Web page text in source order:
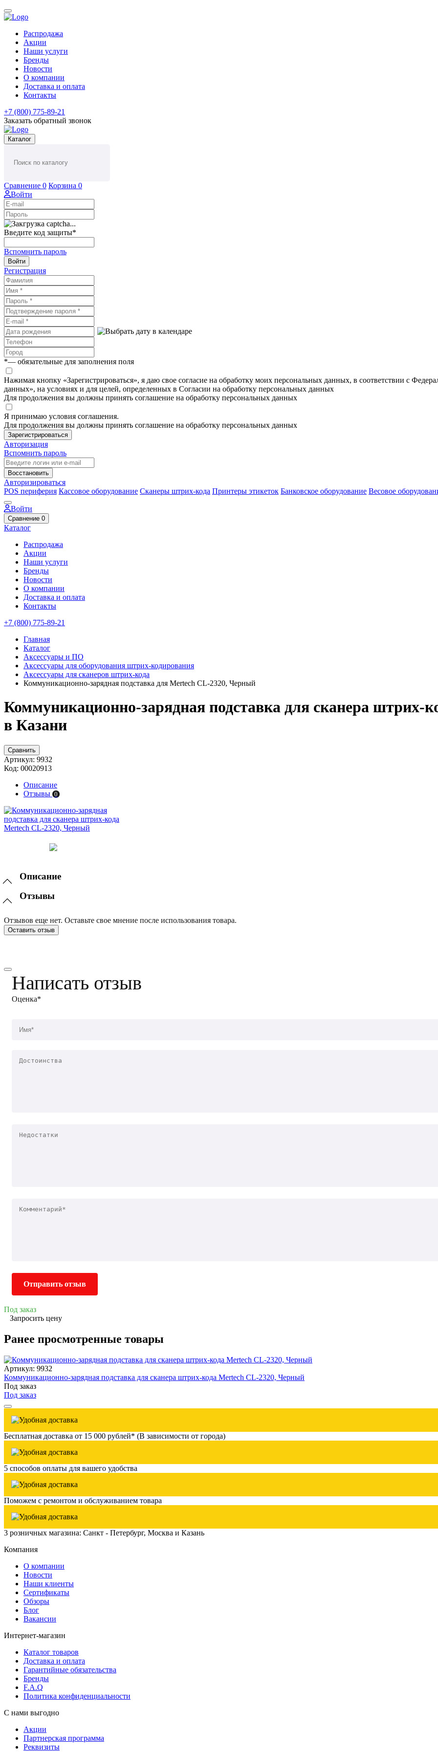
Распродажа
Акции
Наши услуги
Бренды
Новости
О компании
Доставка и оплата
Контакты
+7 (800) 775-89-21
Заказать обратный звонок
Каталог
Сравнение 0 Корзина 0
Войти
Введите код защиты*
Вспомнить пароль
Войти
Регистрация
*— обязательные для заполнения поля
Нажимая кнопку «Зарегистрироваться», я даю свое согласие на обработку моих персональных данных, в соответствии с
данных», на условиях и для целей, определенных в Согласии на обработку персональных данных
Для продолжения вы должны принять соглашение на обработку персональных данных
Я принимаю условия соглашения.
Для продолжения вы должны принять соглашение на обработку персональных данных
Зарегистрироваться
Авторизация
Вспомнить пароль
Восстановить
Авторизироваться
POS периферия Кассовое оборудование Сканеры штрих-кода Принтеры этикеток Банковское оборудование Весовое
Войти
Сравнение 0
Каталог
Распродажа
Акции
Наши услуги
Бренды
Новости
О компании
Доставка и оплата
Контакты
+7 (800) 775-89-21
Главная
Каталог
Аксессуары и ПО
Аксессуары для оборудования штрих-кодирования
Аксессуары для сканеров штрих-кода
Коммуникационно-зарядная подставка для Mertech CL-2320, Черный
Коммуникационно-зарядная подставка для сканера штрих-
в Казани
Сравнить
Артикул: 9932
Код: 00020913
Описание
Отзывы 0
Описание
Отзывы
Отзывов еще нет. Оставьте свое мнение после использования товара.
Оставить отзыв
Написать отзыв
Оценка*
Отправить отзыв
Под заказ
Запросить цену
Ранее просмотренные товары
Артикул: 9932
Коммуникационно-зарядная подставка для сканера штрих-кода Mertech CL-2320, Черный
Под заказ
Под заказ
Бесплатная доставка от 15 000 рублей* (В зависимости от города)
5 способов оплаты для вашего удобства
Поможем с ремонтом и обслуживанием товара
3 розничных магазина: Санкт - Петербург, Москва и Казань
Компания
О компании
Новости
Наши клиенты
Сертификаты
Обзоры
Блог
Вакансии
Интернет-магазин
Каталог товаров
Доставка и оплата
Гарантийные обязательства
Бренды
F.A.Q
Политика конфиденциальности
С нами выгодно
Акции
Партнерская программа
Реквизиты